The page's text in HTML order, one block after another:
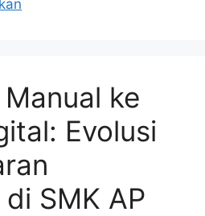
ke
Evolusi
SMK AP